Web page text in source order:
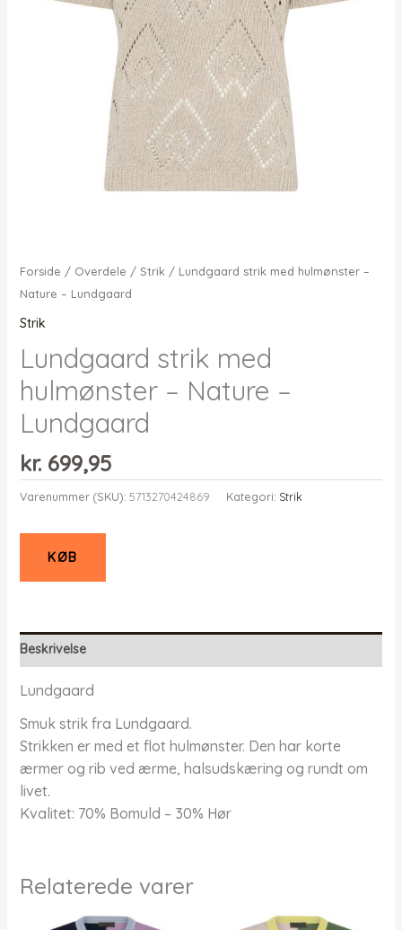
Forside / Overdele / Strik/ Lundgaard strik med hulmønster –
Nature – Lundgaard
Strik
Lundgaard strik med
hulmønster – Nature –
Lundgaard
kr.699,95
Varenummer (SKU): 5713270424869 Kategori: Strik
KØB
Beskrivelse
Lundgaard
Smuk strik fra Lundgaard.
Strikken er med et flot hulmønster. Den har korte
ærmer og rib ved ærme, halsudskæring og rundt om
livet.
Kvalitet: 70% Bomuld – 30% Hør
Relaterede varer